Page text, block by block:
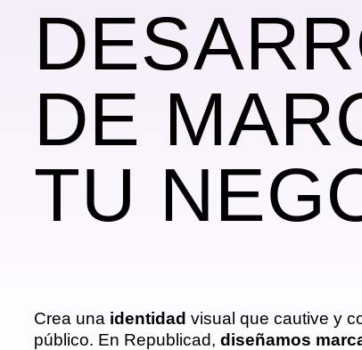
DE
TU
Crea una identidad visual que cautive y
público. En Republicad, diseñamos